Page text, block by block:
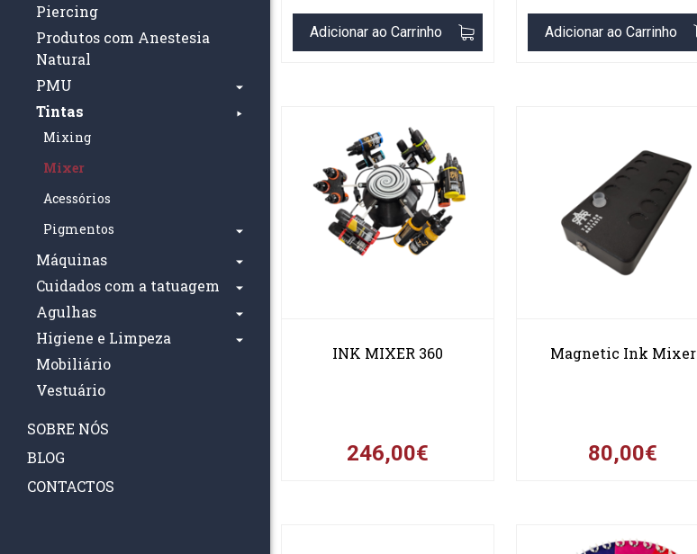
Piercing
Produtos com Anestesia
Natural
PMU
Tintas
Mixing
Mixer
Acessórios
Pigmentos
Máquinas
Cuidados com a tatuagem
Agulhas
Higiene e Limpeza
Mobiliário
Vestuário
SOBRE NÓS
BLOG
CONTACTOS
Adicionar ao Carrinho Adicionar ao Carrinho
INK MIXER 360
246,00€
Magnetic Ink Mixer
80,00€